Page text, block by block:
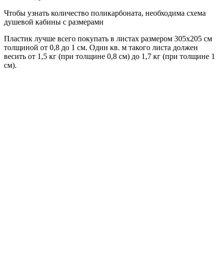
Чтобы узнать количество поликарбоната, необходима схема
душевой кабины с размерами
Пластик лучше всего покупать в листах размером 305х205 см
толщиной от 0,8 до 1 см. Один кв. м такого листа должен
весить от 1,5 кг (при толщине 0,8 см) до 1,7 кг (при толщине 1
см).